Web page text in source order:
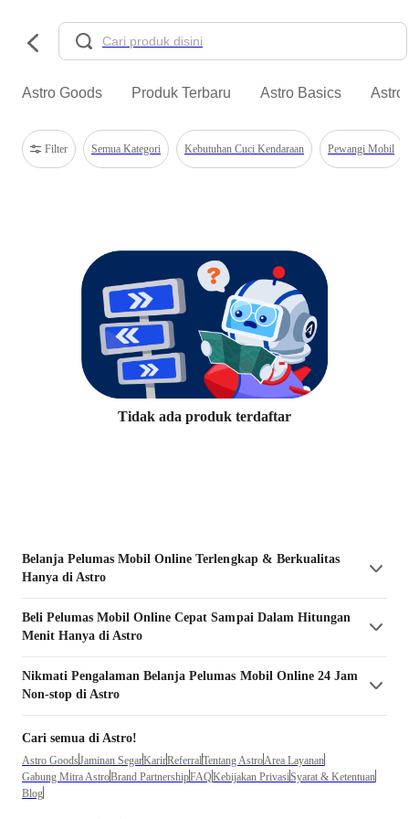
Astro Goods Produk Terbaru Astro Basics Astro
Filter Semua Kategori Kebutuhan Cuci Kendaraan Pewangi Mobil
Tidak ada produk terdaftar
BelanjaPelumas Mobil Online Terlengkap & Berkualitas
Hanya di Astro
BeliPelumas Mobil Online Cepat Sampai Dalam Hitungan
Menit Hanya di Astro
Nikmati Pengalaman BelanjaPelumas MobilOnline 24 Jam
Non-stop di Astro
Cari semua di Astro!
Astro GoodsJaminan SegarKarirReferralTentang AstroArea Layanan
Gabung Mitra AstroBrand PartnershipFAQKebijakan PrivasiSyarat & Ketentuan
Blog